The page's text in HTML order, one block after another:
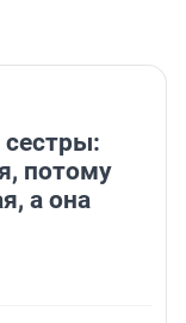
сестры:
потому
а она